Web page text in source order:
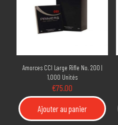
Amorces CCI Large Rifle No. 200 |
1,000 Unités
€75.00
Ajouter au panier